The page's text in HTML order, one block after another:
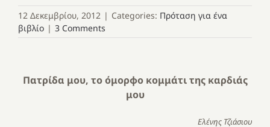
12 Δεκεμβρίου, 2012 | Categories: Πρόταση για ένα
βιβλίο | 3 Comments
Πατρίδα μου, το όμορφο κομμάτι της καρδιάς
μου
Ελένης Τζιάσιου